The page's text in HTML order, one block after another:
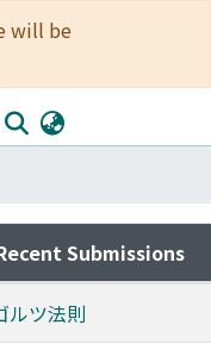
will be
Submissions
ルツ法則